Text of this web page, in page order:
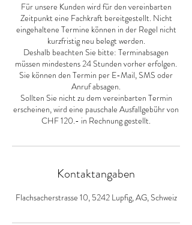
Für unsere Kunden wird für den vereinbarten
Zeitpunkt eine Fachkraft bereitgestellt. Nicht
eingehaltene Termine können in der Regel nicht
kurzfristig neu belegt werden.
Deshalb beachten Sie bitte: Terminabsagen
müssen mindestens 24 Stunden vorher erfolgen.
Sie können den Termin per E-Mail, SMS oder
Anruf absagen.
Sollten Sie nicht zu dem vereinbarten Termin
erscheinen, wird eine pauschale Ausfallgebühr von
CHF 120.- in Rechnung gestellt.
Kontaktangaben
Flachsacherstrasse 10, 5242 Lupfig, AG, Schweiz